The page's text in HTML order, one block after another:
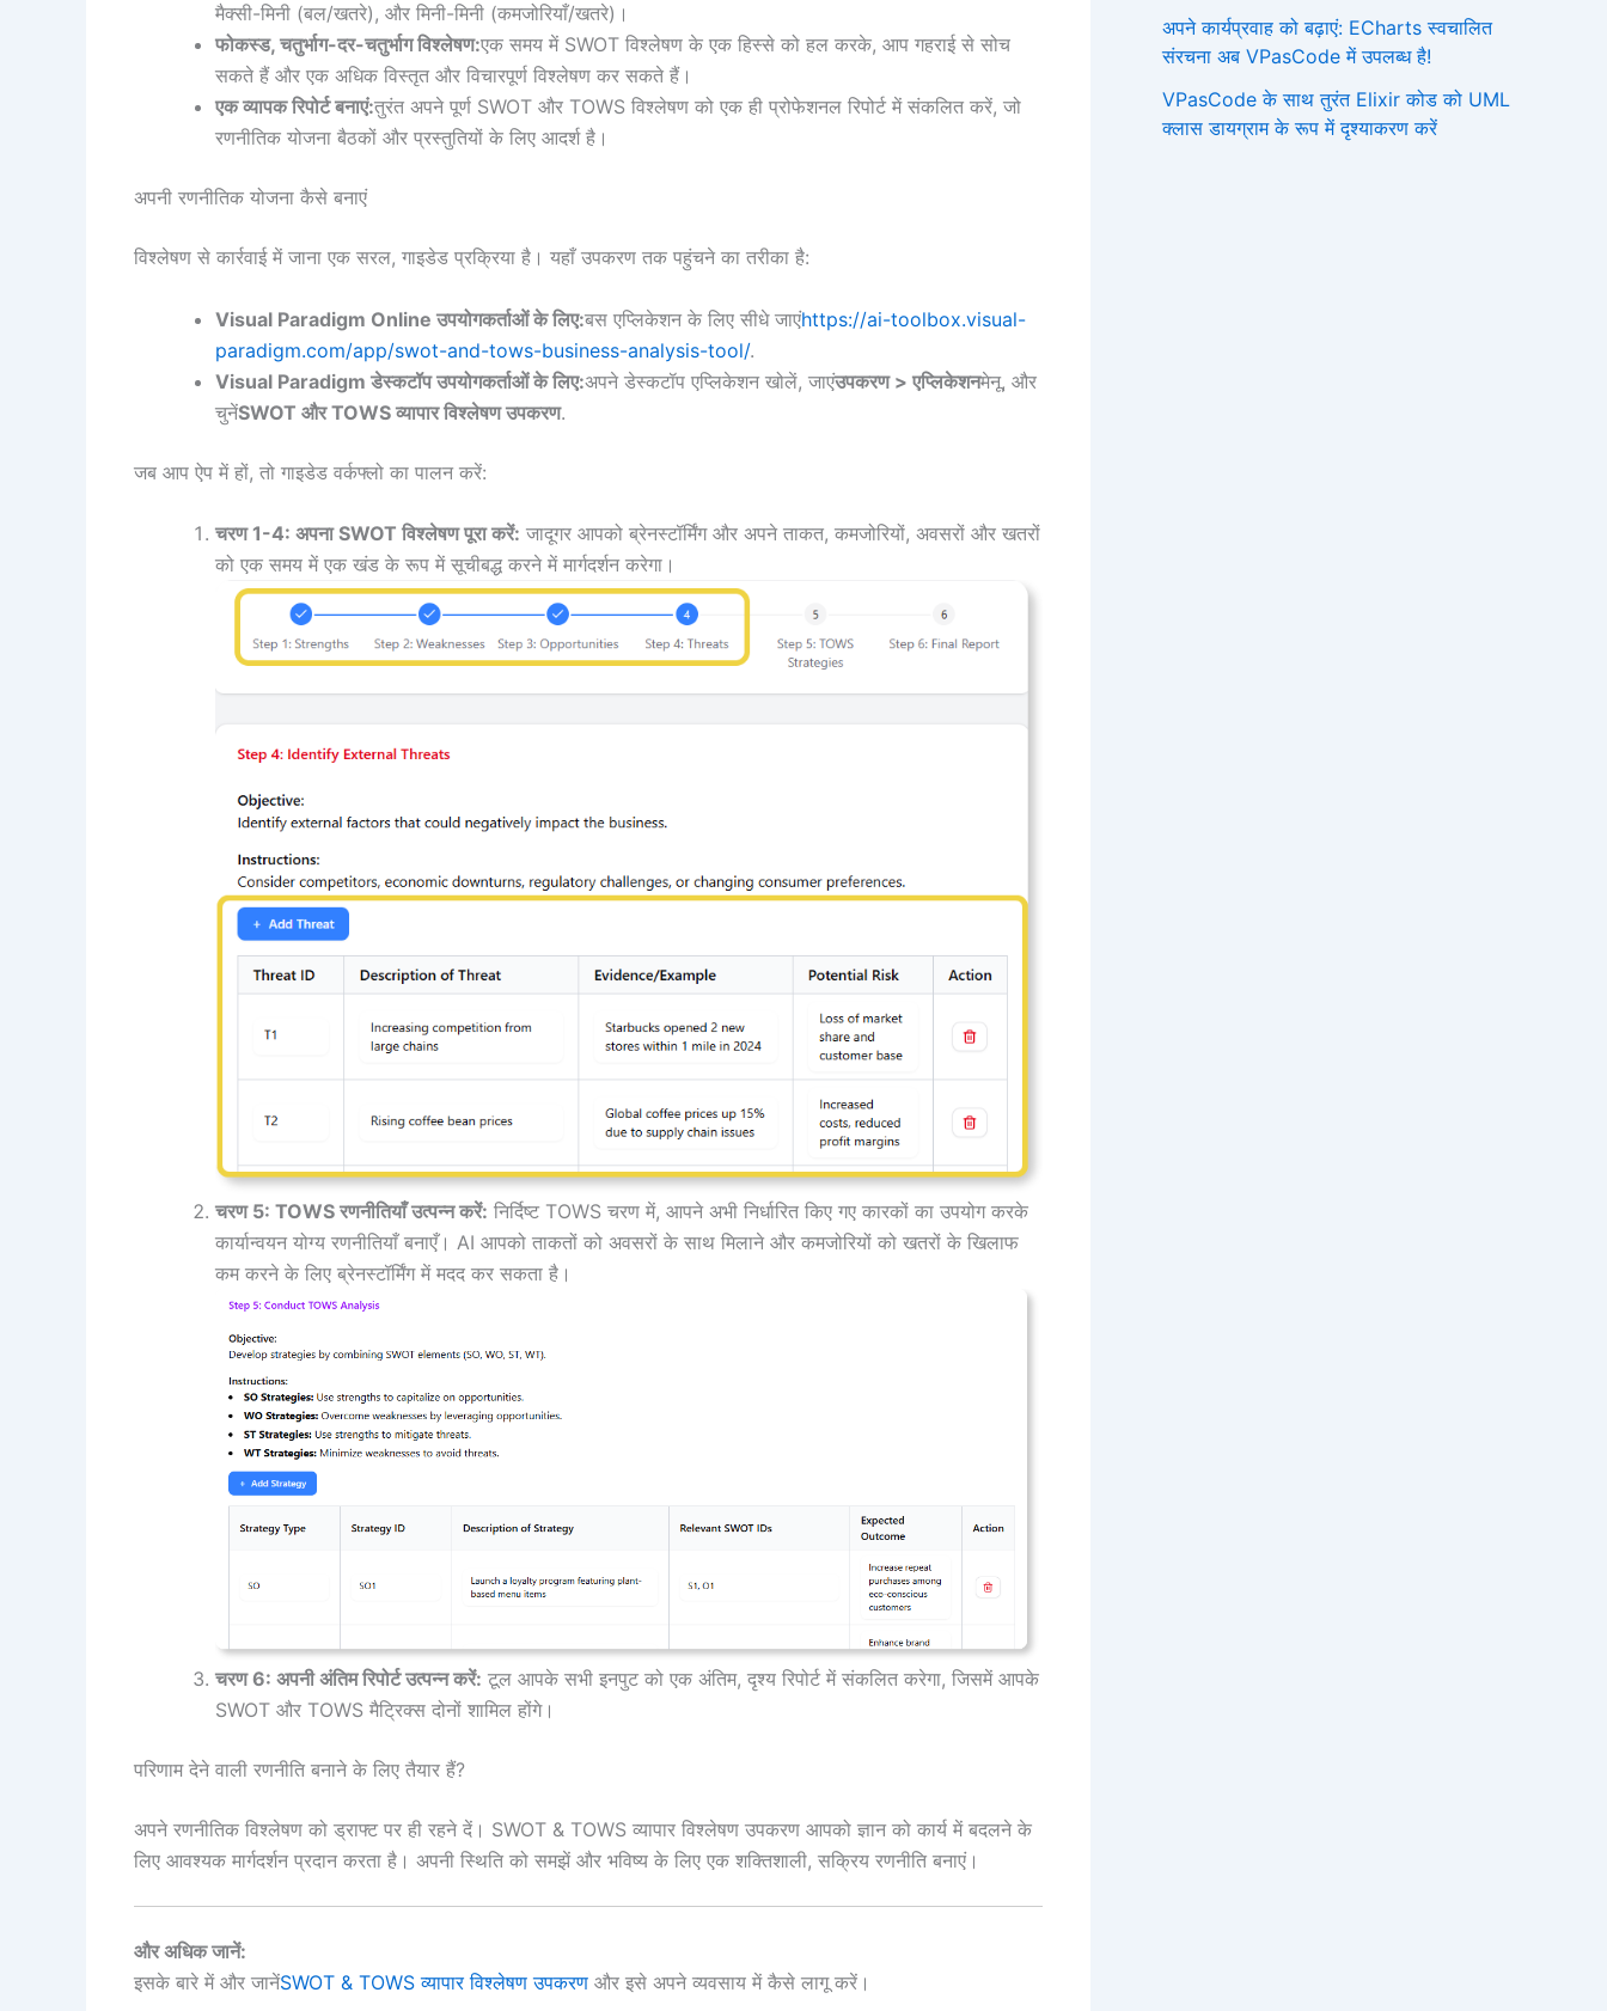
मैक्सी-मिनी (बल/खतरे), और मिनी-मिनी (कमजोरियाँ/खतरे)।
फोकस्ड, चतुर्भाग-दर-चतुर्भाग विश्लेषण:एक समय में SWOT विश्लेषण के एक हिस्से को हल करके, आप गहराई से सोच
सकते हैं और एक अधिक विस्तृत और विचारपूर्ण विश्लेषण कर सकते हैं।
एक व्यापक रिपोर्ट बनाएं:तुरंत अपने पूर्ण SWOT और TOWS विश्लेषण को एक ही प्रोफेशनल रिपोर्ट में संकलित करें, जो
रणनीतिक योजना बैठकों और प्रस्तुतियों के लिए आदर्श है।
अपनी रणनीतिक योजना कैसे बनाएं
विश्लेषण से कार्रवाई में जाना एक सरल, गाइडेड प्रक्रिया है। यहाँ उपकरण तक पहुंचने का तरीका है:
Visual Paradigm Online उपयोगकर्ताओं के लिए:बस एप्लिकेशन के लिए सीधे जाएंhttps://ai-toolbox.visual-
paradigm.com/app/swot-and-tows-business-analysis-tool/.
Visual Paradigm डेस्कटॉप उपयोगकर्ताओं के लिए:अपने डेस्कटॉप एप्लिकेशन खोलें, जाएंउपकरण > एप्लिकेशनमेनू, और
चुनेंSWOT और TOWS व्यापार विश्लेषण उपकरण.
जब आप ऐप में हों, तो गाइडेड वर्कफ्लो का पालन करें:
चरण 1-4: अपना SWOT विश्लेषण पूरा करें: जादूगर आपको ब्रेनस्टॉर्मिंग और अपने ताकत, कमजोरियों, अवसरों और खतरों
को एक समय में एक खंड के रूप में सूचीबद्ध करने में मार्गदर्शन करेगा।
चरण 5: TOWS रणनीतियाँ उत्पन्न करें: निर्दिष्ट TOWS चरण में, आपने अभी निर्धारित किए गए कारकों का उपयोग करके
कार्यान्वयन योग्य रणनीतियाँ बनाएँ। AI आपको ताकतों को अवसरों के साथ मिलाने और कमजोरियों को खतरों के खिलाफ
कम करने के लिए ब्रेनस्टॉर्मिंग में मदद कर सकता है।
चरण 6: अपनी अंतिम रिपोर्ट उत्पन्न करें: टूल आपके सभी इनपुट को एक अंतिम, दृश्य रिपोर्ट में संकलित करेगा, जिसमें आपके
SWOT और TOWS मैट्रिक्स दोनों शामिल होंगे।
परिणाम देने वाली रणनीति बनाने के लिए तैयार हैं?
अपने रणनीतिक विश्लेषण को ड्राफ्ट पर ही रहने दें। SWOT & TOWS व्यापार विश्लेषण उपकरण आपको ज्ञान को कार्य में बदलने के
लिए आवश्यक मार्गदर्शन प्रदान करता है। अपनी स्थिति को समझें और भविष्य के लिए एक शक्तिशाली, सक्रिय रणनीति बनाएं।
और अधिक जानें:
इसके बारे में और जानेंSWOT & TOWS व्यापार विश्लेषण उपकरण और इसे अपने व्यवसाय में कैसे लागू करें।
अपने कार्यप्रवाह को बढ़ाएं: ECharts स्वचालित
संरचना अब VPasCode में उपलब्ध है!
VPasCode के साथ तुरंत Elixir कोड को UML
क्लास डायग्राम के रूप में दृश्याकरण करें